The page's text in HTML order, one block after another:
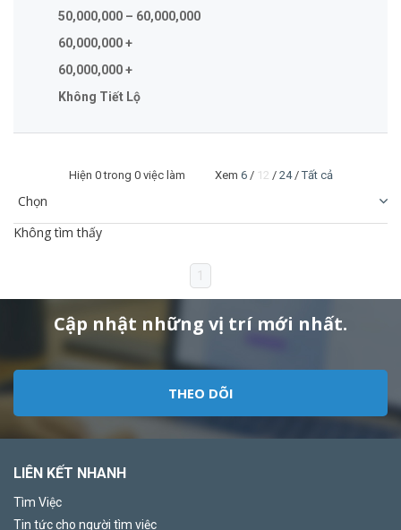
50,000,000 – 60,000,000
60,000,000 +
60,000,000 +
Không Tiết Lộ
Hiện 0trong 0 việc làm Xem 6/ 12 / 24/Tất cả
Không tìm thấy
1
Cập nhật những vị trí mới nhất.
THEO DÕI
LIÊN KẾT NHANH
Tìm Việc
Tin tức cho người tìm việc